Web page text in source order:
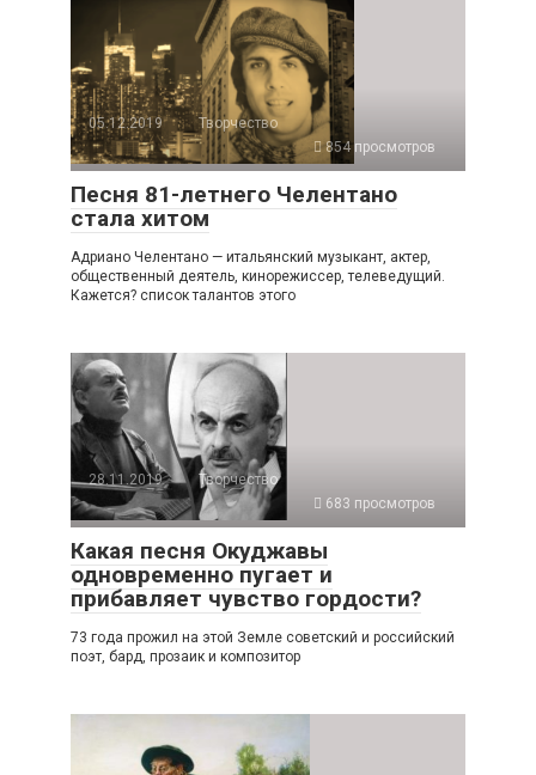
05.12.2019
Творчество
854 просмотров
Песня 81-летнего Челентано
стала хитом
Адриано Челентано — итальянский музыкант, актер,
общественный деятель, кинорежиссер, телеведущий.
Кажется? список талантов этого
28.11.2019
Творчество
683 просмотров
Какая песня Окуджавы
одновременно пугает и
прибавляет чувство гордости?
73 года прожил на этой Земле советский и российский
поэт, бард, прозаик и композитор